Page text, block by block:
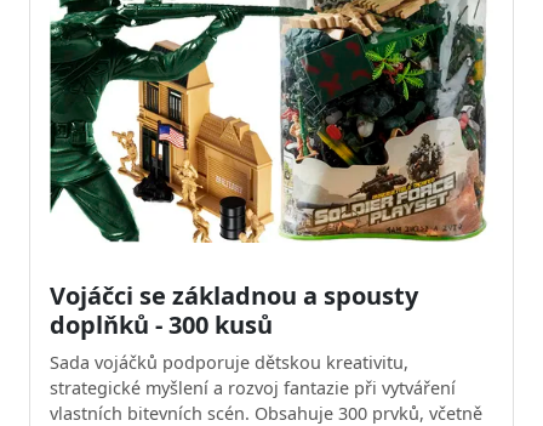
Vojáčci se základnou a spousty
doplňků - 300 kusů
Sada vojáčků podporuje dětskou kreativitu,
strategické myšlení a rozvoj fantazie při vytváření
vlastních bitevních scén. Obsahuje 300 prvků, včetně